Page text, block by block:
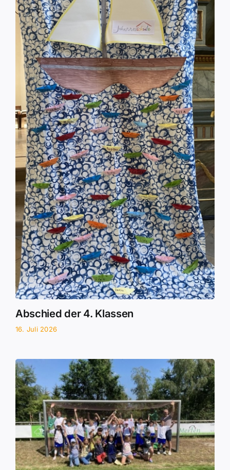
Abschied der 4. Klassen
16. Juli 2026